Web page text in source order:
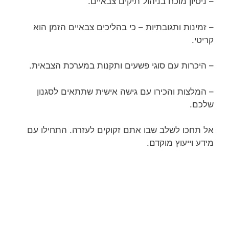
– זמינות ותגובתיות – כי בהליכים צבאיים הזמן הוא
קריטי.
– היכרות עם סוגי פשעים ותקנות במערכת הצבאית.
– המלצות והכירו עם גישה אישית שתתאים לסגנון
שלכם.
אל תחכו לשלב שבו אתם זקוקים לעזרה. התחילו עם
מידע וייעוץ מוקדם.